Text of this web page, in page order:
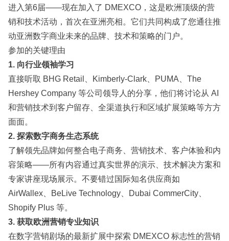
进入第6届——现在加入了 DMEXCO，这是欧洲顶级的营
销和技术活动，首次在亚洲亮相。它们共同构成了您通往推
动亚洲数字商业未来的品牌、技术和策略的门户。
参加的关键理由
1. 向行业领袖学习
直接听取 BHG Retail Kimberly-Clark PUMA
The
Hershey Company 等公司领导人的分享，他们将讨论从 AI
和营销技术到客户留存、全渠道执行和区域扩展策略等方方
面面。
2. 探索数字商务生态系统
了解领先品牌如何整合电子商务、营销技术、客户体验和内
容策略——所有内容通过真实世界的演示、技术解决方案和
专家讲座现场展示。不要错过国际知名供应商如
AirWallex
BeLive Technology Dubai CommerCity
Shopify Plus 等。
3. 获取欧洲营销专业知识
在数字营销剧场的最新扩展中探索 DMEXCO 标志性的营销